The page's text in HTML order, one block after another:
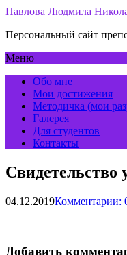
Павлова Людмила
Персональный сайт
Меню
Обо мне
Мои достижения
Методичка (мои
Галерея
Для студентов
Контакты
Свидетельство
04.12.2019Комментарии:
Добавить